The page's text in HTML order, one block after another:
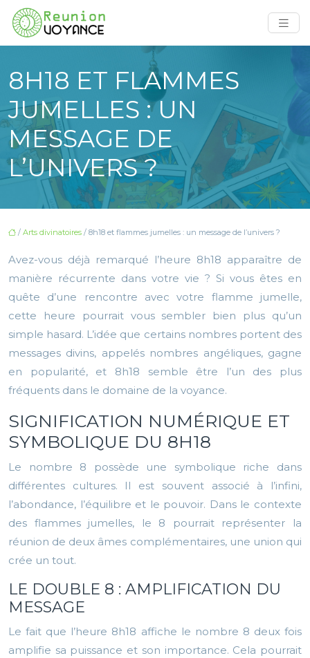
8H18 ET FLAMMES
JUMELLES : UN
MESSAGE DE
L’UNIVERS ?
/ Arts divinatoires / 8h18 et flammes jumelles : un message de l’univers ?
Avez-vous déjà remarqué l’heure 8h18 apparaître de
manière récurrente dans votre vie ? Si vous êtes en
quête d’une rencontre avec votre flamme jumelle,
cette heure pourrait vous sembler bien plus qu’un
simple hasard. L’idée que certains nombres portent des
messages divins, appelés nombres angéliques, gagne
en popularité, et 8h18 semble être l’un des plus
fréquents dans le domaine de la voyance.
SIGNIFICATION NUMÉRIQUE ET
SYMBOLIQUE DU 8H18
Le nombre 8 possède une symbolique riche dans
différentes cultures. Il est souvent associé à l’infini,
l’abondance, l’équilibre et le pouvoir. Dans le contexte
des flammes jumelles, le 8 pourrait représenter la
réunion de deux âmes complémentaires, une union qui
crée un tout.
LE DOUBLE 8 : AMPLIFICATION DU
MESSAGE
Le fait que l’heure 8h18 affiche le nombre 8 deux fois
amplifie sa puissance et son importance. Cela pourrait